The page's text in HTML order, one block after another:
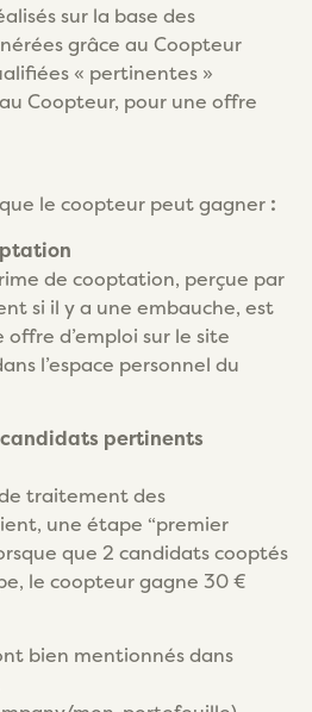
sur la base des
grâce au Coopteur
« pertinentes »
Coopteur, pour une offre
le coopteur peut gagner :
de cooptation, perçue par
si il y a une embauche, est
d’emploi sur le site
l’espace personnel du
pertinents
traitement des
une étape “premier
que 2 candidats cooptés
le coopteur gagne 30 €
bien mentionnés dans